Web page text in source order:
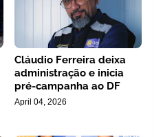
Cláudio Ferreira deixa
administração e inicia
pré-campanha ao DF
April 04, 2026